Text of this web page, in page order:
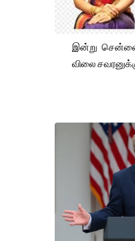
இன்று
விலை